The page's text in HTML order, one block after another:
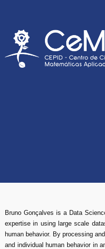
Bruno Gonçalves is a Data
expertise in using large scale
human behavior. By processing
and individual human behavior in